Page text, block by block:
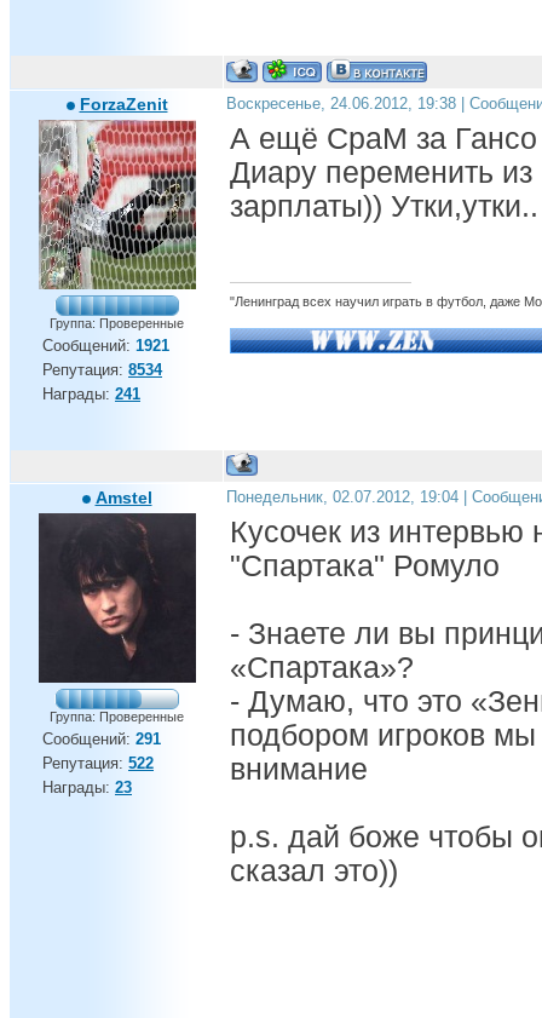
ForzaZenit
Группа: Проверенные
Сообщений: 1921
Репутация: 8534
Награды: 241
Воскресенье, 24.06.2012, 19:38 |
А ещё СраМ за Гансо
Диару переменить
зарплаты)) Утки,утки..
"Ленинград всех научил играть в футбол, даже
Amstel
Группа: Проверенные
Сообщений: 291
Репутация: 522
Награды: 23
Понедельник, 02.07.2012, 19:04 |
Кусочек из интервью
"Спартака" Ромуло
- Знаете ли вы
«Спартака»?
- Думаю, что это
подбором игроков
внимание
p.s. дай боже чтобы
сказал это))